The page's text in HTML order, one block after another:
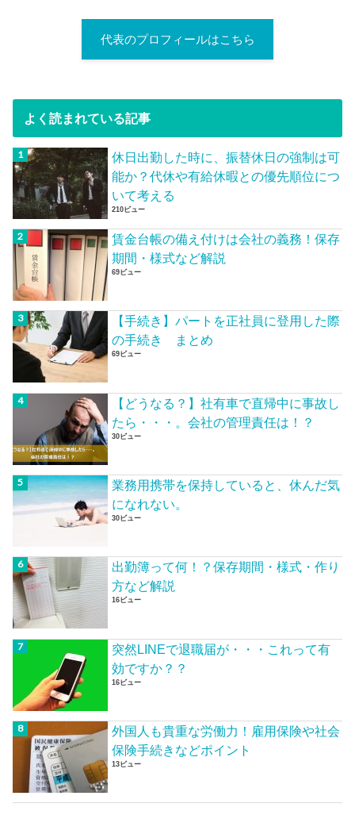
代表のプロフィールはこちら
よく読まれている記事
休日出勤した時に、振替休日の強制は可
能か？代休や有給休暇との優先順位につ
いて考える
210ビュー
賃金台帳の備え付けは会社の義務！保存
期間・様式など解説
69ビュー
【手続き】パートを正社員に登用した際
の手続き まとめ
69ビュー
【どうなる？】社有車で直帰中に事故し
たら・・・。会社の管理責任は！？
30ビュー
業務用携帯を保持していると、休んだ気
になれない。
30ビュー
出勤簿って何！？保存期間・様式・作り
方など解説
16ビュー
突然LINEで退職届が・・・これって有
効ですか？？
16ビュー
外国人も貴重な労働力！雇用保険や社会
保険手続きなどポイント
13ビュー